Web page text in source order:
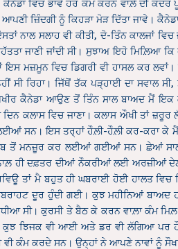
ਵਿਚ ਭਾਵੇਂ ਹਰ ਕੰਮ ਕਰਨ ਵਾਲ਼ੇ ਦੀ ਕਦਰ
ਜ਼ਿੰਦਗੀ ਨੂੰ ਕਿਹੜਾ ਮੋੜ ਦਿੱਤਾ ਜਾਵੇ।
ਨਾਲ ਸਲਾਹ ਵੀ ਕੀਤੀ, ਦੋ-ਤਿੰਨ ਕਾਲਜਾਂ
ਜਾਣੀ ਜਾਂਦੀ ਸੀ। ਸੁਝਾਅ ਇਹੋ ਮਿਲ਼ਿਆ
ਮਜ਼ਮੂਨ ਵਿਚ ਡਿਗਰੀ ਵੀ ਹਾਸਲ ਕਰ
ਰਿਹਾ। ਜਿੱਥੋਂ ਤੱਕ ਪੜ੍ਹਾਈ ਦਾ ਸਵਾਲ
ਕੈਨੇਡਾ ਆਉਣ ਤੋਂ ਤਿੰਨ ਸਾਲ ਬਾਅਦ ਮੈਂ ਇਕ
ਕਲਾਸ ਵਿਚ ਜਾਣਾ। ਕਲਾਸ ਔਖੀ ਤਾਂ ਜ਼ਰੂਰ
ਸਨ। ਇਸ ਤਰ੍ਹਾਂ ਹੌਲ਼ੀ-ਹੌਲ਼ੀ ਕਰ-ਕਰਾ ਕੇ ਮੈਂ
ਤੋਂ ਮਨਜ਼ੂਰ ਕਰ ਲਈਆਂ ਗਈਆਂ ਸਨ। ਛੇਆਂ
ਨਾਲ਼ ਹੀ ਦਫ਼ਤਰ ਦੀਆਂ ਨੌਕਰੀਆਂ ਲਈ
ਤਾਂ ਮੈ ਬਹੁਤ ਹੀ ਘਬਰਾਈ ਹੋਈ ਹਾਲਤ ਵਿਚ
ਦੂਰ ਹੁੰਦੀ ਗਈ। ਕੁਝ ਮਹੀਨਿਆਂ ਬਾਅਦ
ਸੀ। ਕੁਰਸੀ ਤੇ ਬੈਠ ਕੇ ਕਰਨ ਵਾਲ਼ਾ ਕੰਮ
ਕੁਝ ਝਿਜਕ ਵੀ ਆਈ ਅਤੇ ਡਰ ਵੀ ਲੱਗਿਆ ਪਰ
ਵੀ ਕੰਮ ਕਰਦੇ ਸਨ। ਉਨ੍ਹਾਂ ਨੇ ਆਪਣੇ ਨਾਵਾਂ ਨੂੰ